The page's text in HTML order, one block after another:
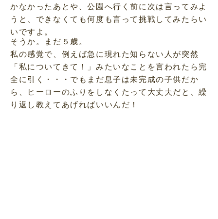
かなかったあとや、公園へ行く前に次は言ってみよ
うと、できなくても何度も言って挑戦してみたらい
いですよ。
そうか。まだ５歳。
私の感覚で、例えば急に現れた知らない人が突然
「私についてきて！」みたいなことを言われたら完
全に引く・・・でもまだ息子は未完成の子供だか
ら、ヒーローのふりをしなくたって大丈夫だと、繰
り返し教えてあげればいいんだ！